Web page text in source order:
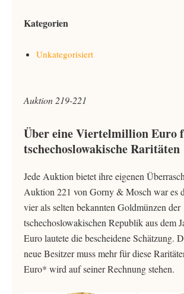
Kategorien
Unkategorisiert
Auktion 219-221
Über eine Viertelmillion Euro
tschechoslowakische Raritäten
Jede Auktion bietet ihre eigenen
Auktion 221 von Gorny & Mosch war es
vier als selten bekannten Goldmünzen der
tschechoslowakischen Republik aus dem
Euro lautete die bescheidene Schätzung.
neue Besitzer muss mehr für diese
Euro* wird auf seiner Rechnung stehen.